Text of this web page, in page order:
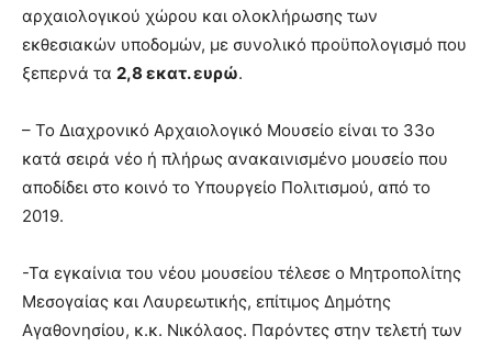
αρχαιολογικού χώρου και ολοκλήρωσης των
εκθεσιακών υποδομών, με συνολικό προϋπολογισμό που
ξεπερνά τα 2,8 εκατ. ευρώ.
– Το Διαχρονικό Αρχαιολογικό Μουσείο είναι το 33ο
κατά σειρά νέο ή πλήρως ανακαινισμένο μουσείο που
αποδίδει στο κοινό το Υπουργείο Πολιτισμού, από το
2019.
-Τα εγκαίνια του νέου μουσείου τέλεσε ο Μητροπολίτης
Μεσογαίας και Λαυρεωτικής, επίτιμος Δημότης
Αγαθονησίου, κ.κ. Νικόλαος. Παρόντες στην τελετή των